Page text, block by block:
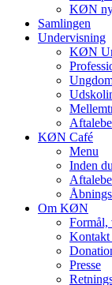
KØN
Samlingen
Undervisning
KØN
KØN Café
Menu
Inden
Om KØN
Kontakt
Presse